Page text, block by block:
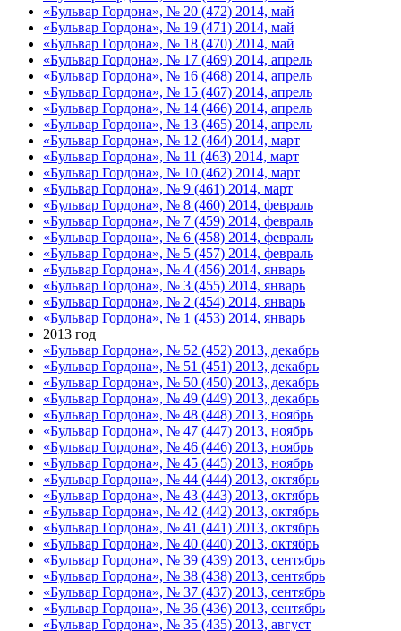
«Бульвар Гордона», № 20 (472) 2014, май
«Бульвар Гордона», № 19 (471) 2014, май
«Бульвар Гордона», № 18 (470) 2014, май
«Бульвар Гордона», № 17 (469) 2014, апрель
«Бульвар Гордона», № 16 (468) 2014, апрель
«Бульвар Гордона», № 15 (467) 2014, апрель
«Бульвар Гордона», № 14 (466) 2014, апрель
«Бульвар Гордона», № 13 (465) 2014, апрель
«Бульвар Гордона», № 12 (464) 2014, март
«Бульвар Гордона», № 11 (463) 2014, март
«Бульвар Гордона», № 10 (462) 2014, март
«Бульвар Гордона», № 9 (461) 2014, март
«Бульвар Гордона», № 8 (460) 2014, февраль
«Бульвар Гордона», № 7 (459) 2014, февраль
«Бульвар Гордона», № 6 (458) 2014, февраль
«Бульвар Гордона», № 5 (457) 2014, февраль
«Бульвар Гордона», № 4 (456) 2014, январь
«Бульвар Гордона», № 3 (455) 2014, январь
«Бульвар Гордона», № 2 (454) 2014, январь
«Бульвар Гордона», № 1 (453) 2014, январь
2013 год
«Бульвар Гордона», № 52 (452) 2013, декабрь
«Бульвар Гордона», № 51 (451) 2013, декабрь
«Бульвар Гордона», № 50 (450) 2013, декабрь
«Бульвар Гордона», № 49 (449) 2013, декабрь
«Бульвар Гордона», № 48 (448) 2013, ноябрь
«Бульвар Гордона», № 47 (447) 2013, ноябрь
«Бульвар Гордона», № 46 (446) 2013, ноябрь
«Бульвар Гордона», № 45 (445) 2013, ноябрь
«Бульвар Гордона», № 44 (444) 2013, октябрь
«Бульвар Гордона», № 43 (443) 2013, октябрь
«Бульвар Гордона», № 42 (442) 2013, октябрь
«Бульвар Гордона», № 41 (441) 2013, октябрь
«Бульвар Гордона», № 40 (440) 2013, октябрь
«Бульвар Гордона», № 39 (439) 2013, сентябрь
«Бульвар Гордона», № 38 (438) 2013, сентябрь
«Бульвар Гордона», № 37 (437) 2013, сентябрь
«Бульвар Гордона», № 36 (436) 2013, сентябрь
«Бульвар Гордона», № 35 (435) 2013, август